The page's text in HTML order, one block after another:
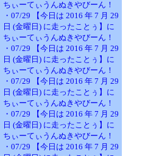
ちぃーてぃうんぬきやびーん！
・07/29 【今日は 2016 年 7 月 29
日 (金曜日) に走ったことぅ】に
ちぃーてぃうんぬきやびーん！
・07/29 【今日は 2016 年 7 月 29
日 (金曜日) に走ったことぅ】に
ちぃーてぃうんぬきやびーん！
・07/29 【今日は 2016 年 7 月 29
日 (金曜日) に走ったことぅ】に
ちぃーてぃうんぬきやびーん！
・07/29 【今日は 2016 年 7 月 29
日 (金曜日) に走ったことぅ】に
ちぃーてぃうんぬきやびーん！
・07/29 【今日は 2016 年 7 月 29